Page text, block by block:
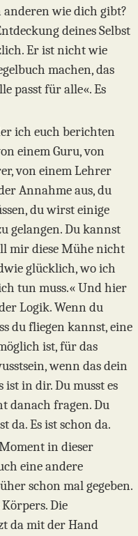
anderen wie dich gibt?
deines Selbst
Er ist nicht wie
machen, das
passt für alle«. Es
ich euch berichten
einem Guru, von
von einem Lehrer
Annahme aus, du
du wirst einige
gelangen. Du kannst
mir diese Mühe nicht
glücklich, wo ich
tun muss.« Und hier
Logik. Wenn du
du fliegen kannst, eine
ist, für das
wenn das dein
ist in dir. Du musst es
danach fragen. Du
da. Es ist schon da.
in dieser
eine andere
schon mal gegeben.
Die
da mit der Hand